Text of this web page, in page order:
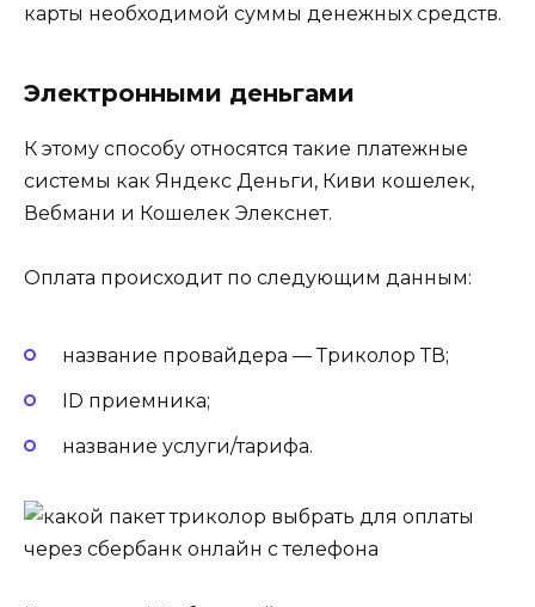
карты необходимой суммы денежных средств.
Электронными деньгами
К этому способу относятся такие платежные
системы как Яндекс Деньги, Киви кошелек,
Вебмани и Кошелек Элекснет.
Оплата происходит по следующим данным:
название провайдера — Триколор ТВ;
ID приемника;
название услуги/тарифа.